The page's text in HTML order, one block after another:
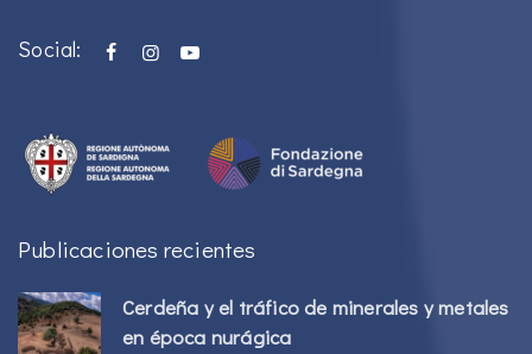
Social:
Publicaciones recientes
Cerdeña y el tráfico de minerales y metales
en época nurágica